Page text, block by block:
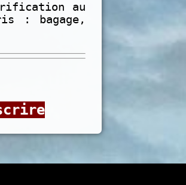
au
: bagage,